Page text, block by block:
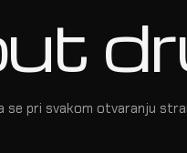
se pri svakom otvaranju